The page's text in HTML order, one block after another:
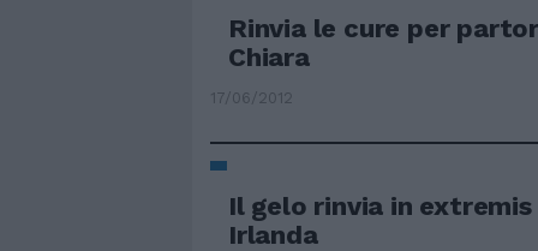
Rinvia le cure per
Chiara
17/06/2012
Il gelo rinvia in
Irlanda